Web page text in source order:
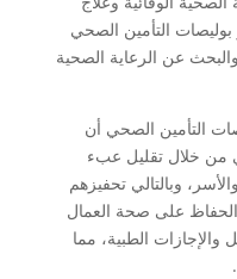
بوليصات التأمين الصحي
عن الرعاية الصحية
التأمين الصحي أن
من خلال تقليل عبء
وبالتالي تحفيزهم
الحفاظ على صحة العمال
الطبية، مما